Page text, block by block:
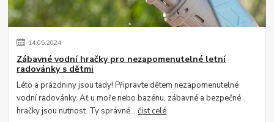
14.05.2024
Zábavné vodní hračky pro nezapomenutelné letní
radovánky s dětmi
Léto a prázdniny jsou tady! Připravte dětem nezapomenutelné
vodní radovánky. Ať u moře nebo bazénu, zábavné a bezpečné
hračky jsou nutnost. Ty správné...číst celé